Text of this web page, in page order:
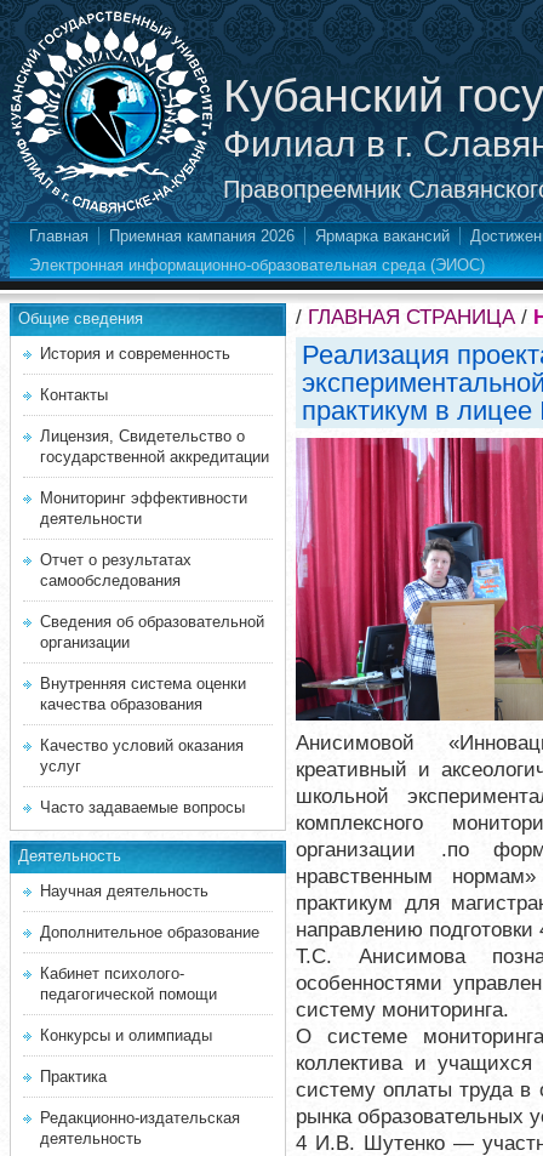
Кубанский
Филиал в г.
Правопреемник
Главная Приемная кампания 2026 Ярмарка вакансий
Электронная информационно-образовательная среда (ЭИОС)
Общие сведения
История и современность
Контакты
Лицензия, Свидетельство о
государственной аккредитации
Мониторинг эффективности
деятельности
Отчет о результатах
самообследования
Сведения об образовательной
организации
Внутренняя система оценки
качества образования
Качество условий оказания
услуг
Часто задаваемые вопросы
Деятельность
Научная деятельность
Дополнительное образование
Кабинет психолого-
педагогической помощи
Конкурсы и олимпиады
Практика
Редакционно-издательская
деятельность
/ ГЛАВНАЯ СТРАНИЦА/
Реализация
практикум в
Анисимовой
креативный и
школьной
комплексного
организации .по
нравственным
практикум для
направлению подготовки
Т.С. Анисимова
особенностями
систему мониторинга.
О системе
коллектива и
систему оплаты труда в
рынка образовательных
4 И.В. Шутенко —